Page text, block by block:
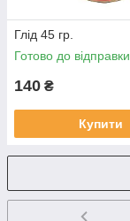
Глід 45 гр.
Готово до відправки
140 ₴
Купити